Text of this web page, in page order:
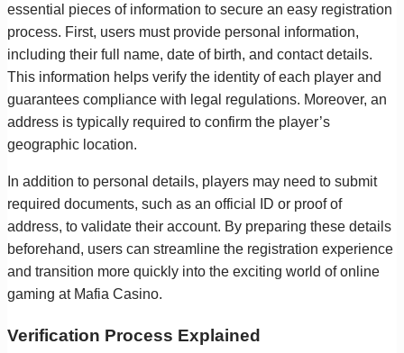
essential pieces of information to secure an easy registration
process. First, users must provide personal information,
including their full name, date of birth, and contact details.
This information helps verify the identity of each player and
guarantees compliance with legal regulations. Moreover, an
address is typically required to confirm the player’s
geographic location.
In addition to personal details, players may need to submit
required documents, such as an official ID or proof of
address, to validate their account. By preparing these details
beforehand, users can streamline the registration experience
and transition more quickly into the exciting world of online
gaming at Mafia Casino.
Verification Process Explained